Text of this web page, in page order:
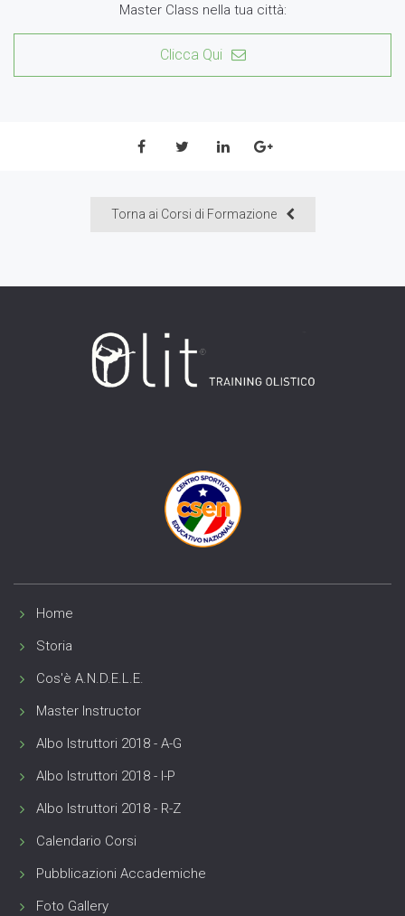
Master Class nella tua città:
Clicca Qui
Torna ai Corsi di Formazione
Home
Storia
Cos'è A.N.D.E.L.E.
Master Instructor
Albo Istruttori 2018 - A-G
Albo Istruttori 2018 - I-P
Albo Istruttori 2018 - R-Z
Calendario Corsi
Pubblicazioni Accademiche
Foto Gallery